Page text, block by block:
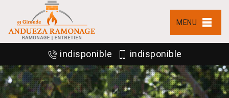
MENU
indisponible indisponible